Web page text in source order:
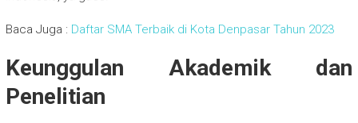
Baca Juga : Daftar SMA Terbaik di Kota Denpasar Tahun 2023
Keunggulan Akademik dan
Penelitian